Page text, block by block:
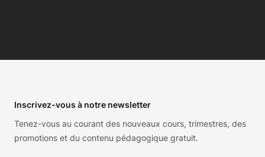
Inscrivez-vous à notre newsletter
Tenez-vous au courant des nouveaux cours, trimestres, des
promotions et du contenu pédagogique gratuit.